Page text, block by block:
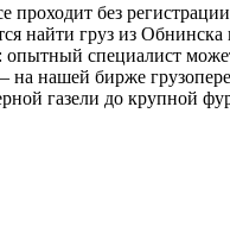
без
найти груз из
специалист
нашей бирже
газели до крупной